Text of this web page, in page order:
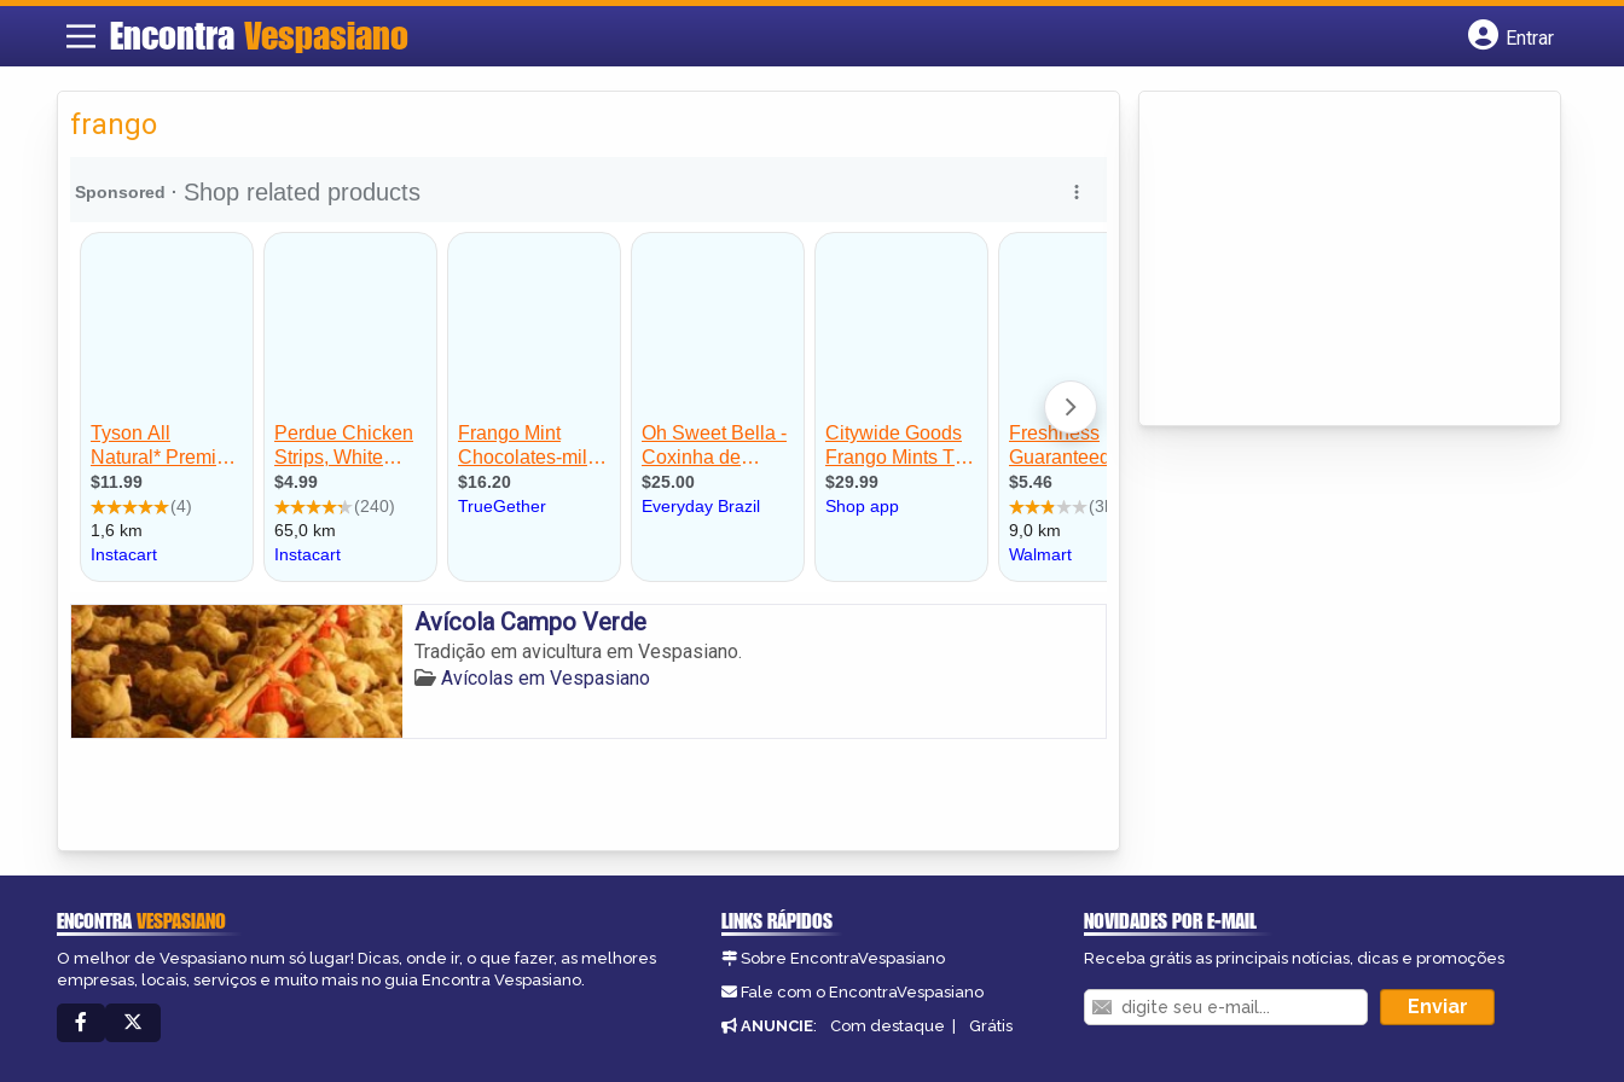
Encontra Vespasiano
Entrar
frango
Avícola Campo Verde
Tradição em avicultura em Vespasiano.
Avícolas em Vespasiano
ENCONTRAVESPASIANO
O melhor de Vespasiano num só lugar! Dicas, onde ir, o que fazer, as melhores
empresas, locais, serviços e muito mais no guia Encontra Vespasiano.
LINKS RÁPIDOS
Sobre EncontraVespasiano
Fale com o EncontraVespasiano
ANUNCIE: Com destaque | Grátis
NOVIDADES POR E-MAIL
Receba grátis as principais notícias, dicas e promoções